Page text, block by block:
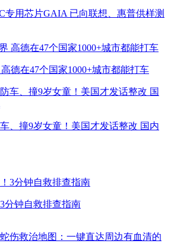
专用芯片GAIA 已向联想、惠普供样测
德在47个国家1000+城市都能打车
、撞9岁女童！美国才发话整改 国内
分钟自救排查指南